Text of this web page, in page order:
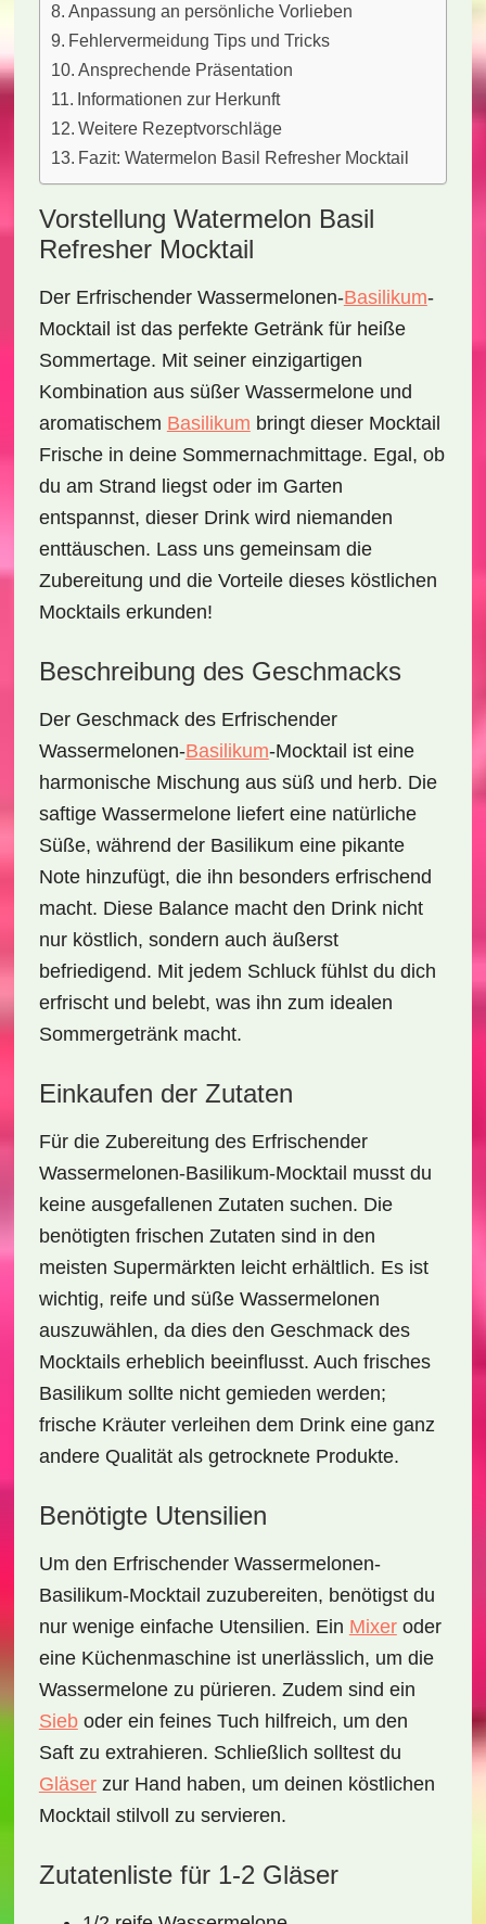
Anpassung an persönliche Vorlieben
Fehlervermeidung Tips und Tricks
Ansprechende Präsentation
Informationen zur Herkunft
Weitere Rezeptvorschläge
Fazit: Watermelon Basil Refresher Mocktail
Vorstellung Watermelon Basil
Refresher Mocktail
Der Erfrischender Wassermelonen-Basilikum-
Mocktail ist das perfekte Getränk für heiße
Sommertage. Mit seiner einzigartigen
Kombination aus süßer Wassermelone und
aromatischem Basilikum bringt dieser Mocktail
Frische in deine Sommernachmittage. Egal, ob
du am Strand liegst oder im Garten
entspannst, dieser Drink wird niemanden
enttäuschen. Lass uns gemeinsam die
Zubereitung und die Vorteile dieses köstlichen
Mocktails erkunden!
Beschreibung des Geschmacks
Der Geschmack des Erfrischender
Wassermelonen-Basilikum-Mocktail ist eine
harmonische Mischung aus süß und herb. Die
saftige Wassermelone liefert eine natürliche
Süße, während der Basilikum eine pikante
Note hinzufügt, die ihn besonders erfrischend
macht. Diese Balance macht den Drink nicht
nur köstlich, sondern auch äußerst
befriedigend. Mit jedem Schluck fühlst du dich
erfrischt und belebt, was ihn zum idealen
Sommergetränk macht.
Einkaufen der Zutaten
Für die Zubereitung des Erfrischender
Wassermelonen-Basilikum-Mocktail musst du
keine ausgefallenen Zutaten suchen. Die
benötigten frischen Zutaten sind in den
meisten Supermärkten leicht erhältlich. Es ist
wichtig, reife und süße Wassermelonen
auszuwählen, da dies den Geschmack des
Mocktails erheblich beeinflusst. Auch frisches
Basilikum sollte nicht gemieden werden;
frische Kräuter verleihen dem Drink eine ganz
andere Qualität als getrocknete Produkte.
Benötigte Utensilien
Um den Erfrischender Wassermelonen-
Basilikum-Mocktail zuzubereiten, benötigst du
nur wenige einfache Utensilien. Ein Mixeroder
eine Küchenmaschine ist unerlässlich, um die
Wassermelone zu pürieren. Zudem sind ein
Sieboder ein feines Tuch hilfreich, um den
Saft zu extrahieren. Schließlich solltest du
Gläserzur Hand haben, um deinen köstlichen
Mocktail stilvoll zu servieren.
Zutatenliste für 1-2 Gläser